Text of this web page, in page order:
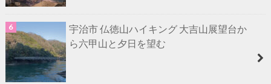
宇治市 仏徳山ハイキング 大吉山展望台か
ら六甲山と夕日を望む